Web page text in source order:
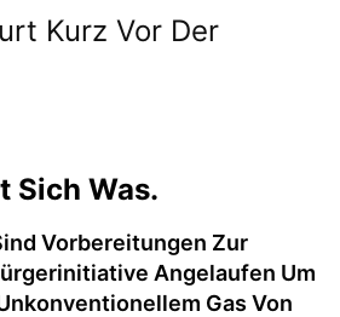
Kurz Vor Der
Sich Was.
Vorbereitungen Zur
Angelaufen Um
Gas Von